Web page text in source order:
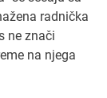
radnička
ne znači
na njega